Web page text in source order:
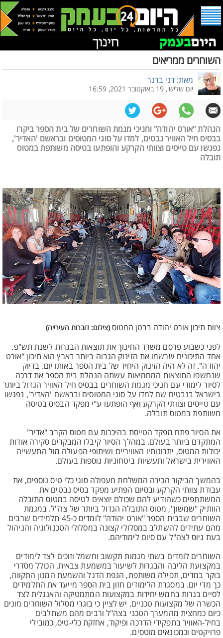
השוחרים ממריאים
מאת: דני ברנר
יום שלישי, 19 באוקטובר 2021, 16:59
הנהלת "אורט יהודה" וחניכי מגמת השוחרים של בית הספר ביקרו
בבסיס חיל האוויר נבטים, למדו על סוגי המטוסים ובראשם 'האדיר',
נפגשו עם טייסים וצוותי הקרקע והופתעו בטיסה משותפת במטוס
תובלה
צוות תיכון אורט יהודה בבטן המטוס (צילום: דוברות העירייה)
לפני כשבוע פרסם משרד החינוך את תוצאות הבגרות לשנת תש"פ.
אחד התיכונים שרשמו את הזינוק הגבוה ביותר בארץ הוא תיכון "אורט
יהודה". זה לא היה הזינוק היחיד של בית הספר באותו יום. בדיוק
שנחשפו התוצאות המחמיאות עשתה הנהלת בית הספר את דרכה
לסיור לימודי עם חניכי מגמת השוחרים בבסיס חיל האוויר הגדול ביותר
בישראל בנבטים שם למדו על סוגי המטוסים ובראשם 'האדיר', נפגשו
עם טייסים וצוותי הקרקע ואף הופתעו ע"י מפקד הבסיס בטיסה
משותפת במטוס תובלה.
את הסיור פתח מפקד הטייסת בהיכרות עם מטוס הקרב "אדיר"
המתקדם ביותר בעולם. במהלך הסיור קיבלו המבקרים סקירה אודות
יכולות המטוס, יתרונותיו האוויריים ושיתופי הפעולה מול התעשייה
האווירית בישראל ותעשיות ביטחוניות נוספות בעולם.
בהמשך הביקור הכירה המשלחת מעפולה סוגי כלי טיס נוספים, את
עבודת צוותי הקרקע ובסיום הפתיע מפקד בסיס נבטים את
המשתתפים כשהודיע להם שכולם יוצאים לטיסה במטוס התובלה
הוותיק "שמשון", מטוס התובלה הגדול ביותר של צה"ל. במגמת
השוחרים שבבית הספר "אורט יהודה" לומדים כ-45 תלמידים שרבים
מהם עתידים להשתלב במסלולי קצונה במסלולי הטכנולוגיה והניהול
בעת גיוס לצה"ל עם סיום לימודיהם.
השוחרים לומדים בשתי מגמות תקשוב וחשמל וזוכים לצד לימודים
במקצועת הליבה והבגרות לשיעור במשמעת צבאית, הכולל מסדרי
בוקר במדים, תפילה משותפת, הנפת הדגל והשמעת המנון התקווה,
כך מדי יום. במסגרת הלימודים חזון בית הספר מייעד את התלמידים
לסיים בגרות בחמש יחידות במקצועות המתמטיקה והאנגלית לצד
הכשרה של מקצועות טכניים. יש לציין כי בוגרי מסלול השוחרים מונים
כיום כמחצית מהמערך הטכני בצה"ל ורבים מהם משתלבים
בחיל-האוויר בתפקידי הדרכה ופיקוד, אחזקת כלי-טיס, כמובילי
פרויקטים וכמכונאים מוטסים.